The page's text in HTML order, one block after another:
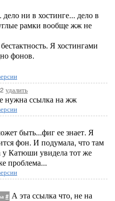
дело ни в хостинге... дело в
рамки вообще жж не
Я хостингами
фонов.
удалить
нужна ссылка на жж
быть...фиг ее знает. Я
фон. И подумала, что там
у Катюши увидела тот же
проблема...
# А эта ссылка что, не на